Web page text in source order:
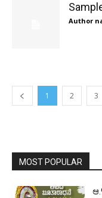
Author
1 2 3
MOST POPULAR